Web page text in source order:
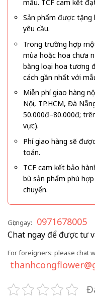
mẫu. TCF cam kết
Sản phẩm được tặng
yêu cầu.
Trong trường hợp
mùa hoặc hoa chưa
bằng loại hoa tương
cách gần nhất với
Miễn phí giao hàng
Nội, TP.HCM, Đà
50.000đ–80.000đ;
vực).
Phí giao hàng sẽ
toán.
TCF cam kết bảo
bù sản phẩm phù
chuyển.
Gọi ngay: 0971678005
Chat ngay để được tư
For foreigners: please chat